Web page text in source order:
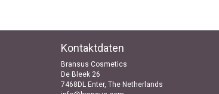
Kontaktdaten
Bransus Cosmetics
De Bleek 26
7468DL Enter, The Netherlands